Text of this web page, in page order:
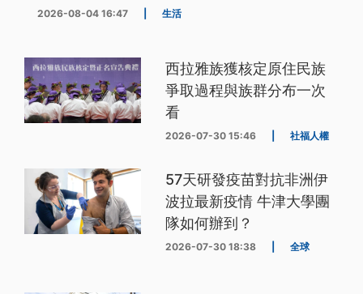
2026-08-04 16:47 生活
西拉雅族獲核定原住民族
爭取過程與族群分布一次
看
2026-07-30 15:46 社福人權
57天研發疫苗對抗非洲伊
波拉最新疫情 牛津大學團
隊如何辦到？
2026-07-30 18:38 全球